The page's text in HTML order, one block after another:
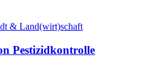
& Land(wirt)schaft
Pestizidkontrolle